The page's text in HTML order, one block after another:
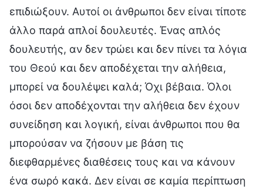
επιδιώξουν. Αυτοί οι άνθρωποι δεν είναι τίποτε
άλλο παρά απλοί δουλευτές. Ένας απλός
δουλευτής, αν δεν τρώει και δεν πίνει τα λόγια
του Θεού και δεν αποδέχεται την αλήθεια,
μπορεί να δουλέψει καλά; Όχι βέβαια. Όλοι
όσοι δεν αποδέχονται την αλήθεια δεν έχουν
συνείδηση και λογική, είναι άνθρωποι που θα
μπορούσαν να ζήσουν με βάση τις
διεφθαρμένες διαθέσεις τους και να κάνουν
ένα σωρό κακά. Δεν είναι σε καμία περίπτωση